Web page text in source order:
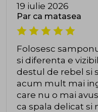
19 iulie 2026
Par ca matasea
Folosesc
si diferenta e
destul de rebel si
acum mult mai
care nu o mai
ca spala delicat si